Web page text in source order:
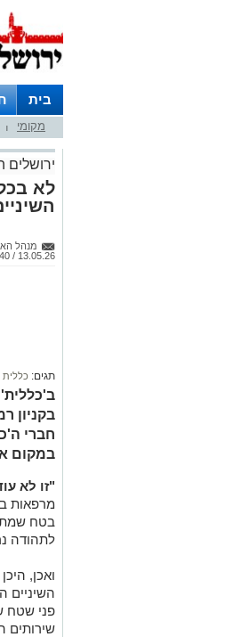
בית
חצרות
מקומי
ירושלים
לא
מנהל
13.05.26 / 17:40
תגים: כללית
בקניון
חברי
במקום
"זו לא
מרפאות
בטח
לתהודה
ואכן,
שירותים